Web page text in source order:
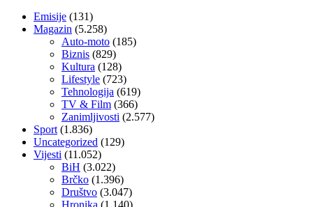
Emisije (131)
Magazin (5.258)
Auto-moto (185)
Biznis (829)
Kultura (128)
Lifestyle (723)
Tehnologija (619)
TV & Film (366)
Zanimljivosti (2.577)
Sport (1.836)
Uncategorized (129)
Vijesti (11.052)
BiH (3.022)
Brčko (1.396)
Društvo (3.047)